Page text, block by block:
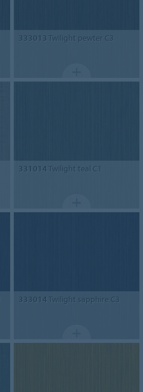
333013 Twilight pewter C3
331014Twilight teal C1
333014Twilight sapphire C3